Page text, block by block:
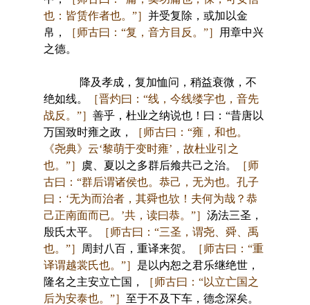
也：皆赁作者也。”］ 并受复除，或加以金
帛，
［师古曰：“复，音方目反。”］
用章中兴
之德。
降及孝成，复加恤问，稍益衰微，不
绝如线。
［晋灼曰：“线，今线缕字也，音先
战反。”］ 善乎，杜业之纳说也！曰：“昔唐以
万国致时雍之政，
［师古曰：“雍，和也。
《尧典》云‘黎萌于变时雍’，故杜业引之
也。”］
虞、夏以之多群后飨共己之治。
［师
古曰：“群后谓诸侯也。恭己，无为也。孔子
曰：‘无为而治者，其舜也欤！夫何为哉？恭
己正南面而已。’共，读曰恭。”］ 汤法三圣，
殷氏太平。
［师古曰：“三圣，谓尧、舜、禹
也。”］
周封八百，重译来贺。
［师古曰：“重
译谓越裳氏也。”］ 是以内恕之君乐继绝世，
隆名之主安立亡国，
［师古曰：“以立亡国之
后为安泰也。”］ 至于不及下车，德念深矣。